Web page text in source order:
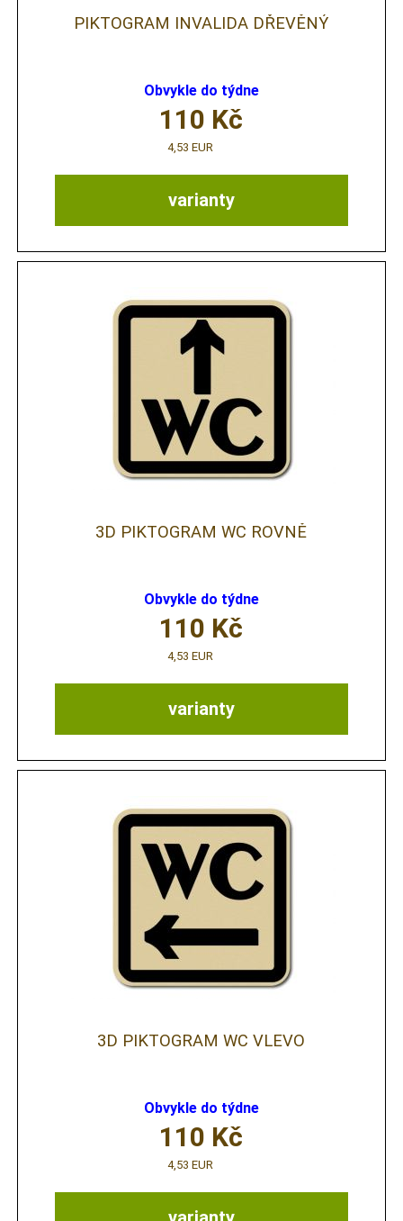
PIKTOGRAM INVALIDA DŘEVĚNÝ
Obvykle do týdne
varianty
110 Kč
4,53 EUR
3D PIKTOGRAM WC ROVNĚ
Obvykle do týdne
varianty
110 Kč
4,53 EUR
3D PIKTOGRAM WC VLEVO
Obvykle do týdne
110 Kč
4,53 EUR